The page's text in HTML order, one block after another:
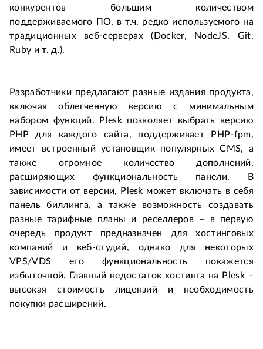
конкурентов большим количеством
поддерживаемого ПО, в т.ч. редко используемого на
традиционных веб-серверах (Docker, NodeJS, Git,
Ruby и т. д.).
Разработчики предлагают разные издания продукта,
включая облегченную версию с минимальным
набором функций. Plesk позволяет выбрать версию
PHP для каждого сайта, поддерживает PHP-fpm,
имеет встроенный установщик популярных CMS, а
также огромное количество дополнений,
расширяющих функциональность панели. В
зависимости от версии, Plesk может включать в себя
панель биллинга, а также возможность создавать
разные тарифные планы и реселлеров – в первую
очередь продукт предназначен для хостинговых
компаний и веб-студий, однако для некоторых
VPS/VDS его функциональность покажется
избыточной. Главный недостаток хостинга на Plesk –
высокая стоимость лицензий и необходимость
покупки расширений.